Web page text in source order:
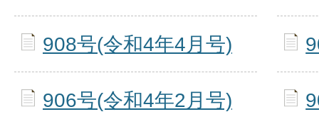
908号(令和4年4月号)
906号(令和4年2月号)